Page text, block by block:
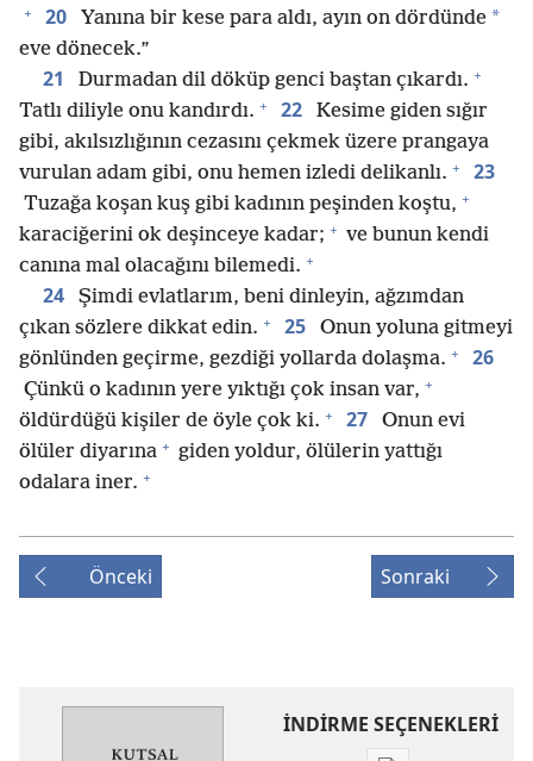
+ 20 Yanına bir kese para aldı, ayın on dördünde *
eve dönecek.”
21 Durmadan dil döküp genci baştan çıkardı. +
Tatlı diliyle onu kandırdı. + 22
Kesime giden sığır
gibi, akılsızlığının cezasını çekmek üzere prangaya
vurulan adam gibi, onu hemen izledi delikanlı. + 23
Tuzağa koşan kuş gibi kadının peşinden koştu, +
karaciğerini ok deşinceye kadar; + ve bunun kendi
canına mal olacağını bilemedi. +
24
Şimdi evlatlarım, beni dinleyin, ağzımdan
çıkan sözlere dikkat edin. + 25
Onun yoluna gitmeyi
gönlünden geçirme, gezdiği yollarda dolaşma. + 26
Çünkü o kadının yere yıktığı çok insan var, +
öldürdüğü kişiler de öyle çok ki. + 27
Onun evi
ölüler diyarına + giden yoldur, ölülerin yattığı
odalara iner. +
Önceki Sonraki
İNDİRME SEÇENEKLERİ